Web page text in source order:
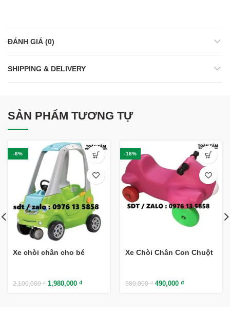
ĐÁNH GIÁ (0)
SHIPPING & DELIVERY
SẢN PHẨM TƯƠNG TỰ
-6%
Xe chòi chân cho bé
2,100,000₫ 1,980,000 ₫
-16%
Xe Chòi Chân Con Chuột
580,000₫ 490,000 ₫